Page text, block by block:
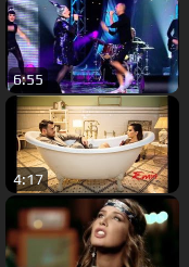
6:55
4:17